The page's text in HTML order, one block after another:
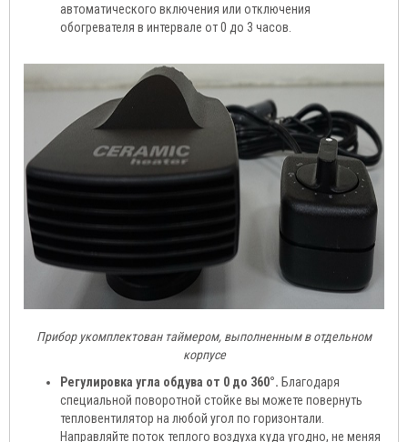
автоматического включения или отключения
обогревателя в интервале от 0 до 3 часов.
Прибор укомплектован таймером, выполненным в отдельном
корпусе
Регулировка угла обдува от 0 до 360°. Благодаря
специальной поворотной стойке вы можете повернуть
тепловентилятор на любой угол по горизонтали.
Направляйте поток теплого воздуха куда угодно, не меняя